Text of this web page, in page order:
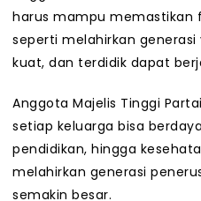
harus mampu memastikan
seperti melahirkan
kuat, dan terdidik dapat
Anggota Majelis Tinggi
setiap keluarga bisa
pendidikan, hingga
melahirkan generasi
semakin besar.